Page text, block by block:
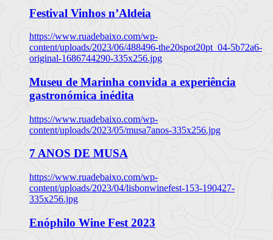
Festival Vinhos n’Aldeia
https://www.ruadebaixo.com/wp-
content/uploads/2023/06/488496-the20spot20pt_04-5b72a6-
original-1686744290-335x256.jpg
Museu de Marinha convida a experiência
gastronómica inédita
https://www.ruadebaixo.com/wp-
content/uploads/2023/05/musa7anos-335x256.jpg
7 ANOS DE MUSA
https://www.ruadebaixo.com/wp-
content/uploads/2023/04/lisbonwinefest-153-190427-
335x256.jpg
Enóphilo Wine Fest 2023